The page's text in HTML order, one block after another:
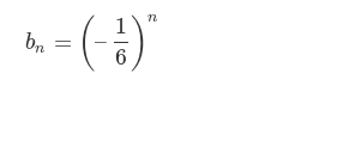
bn = ( –
1
6 ) n